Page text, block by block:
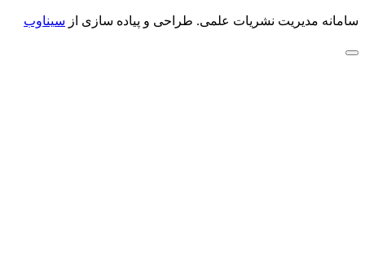
سامانه مدیریت نشریات علمی. طراحی و پیاده سازی از سیناوب